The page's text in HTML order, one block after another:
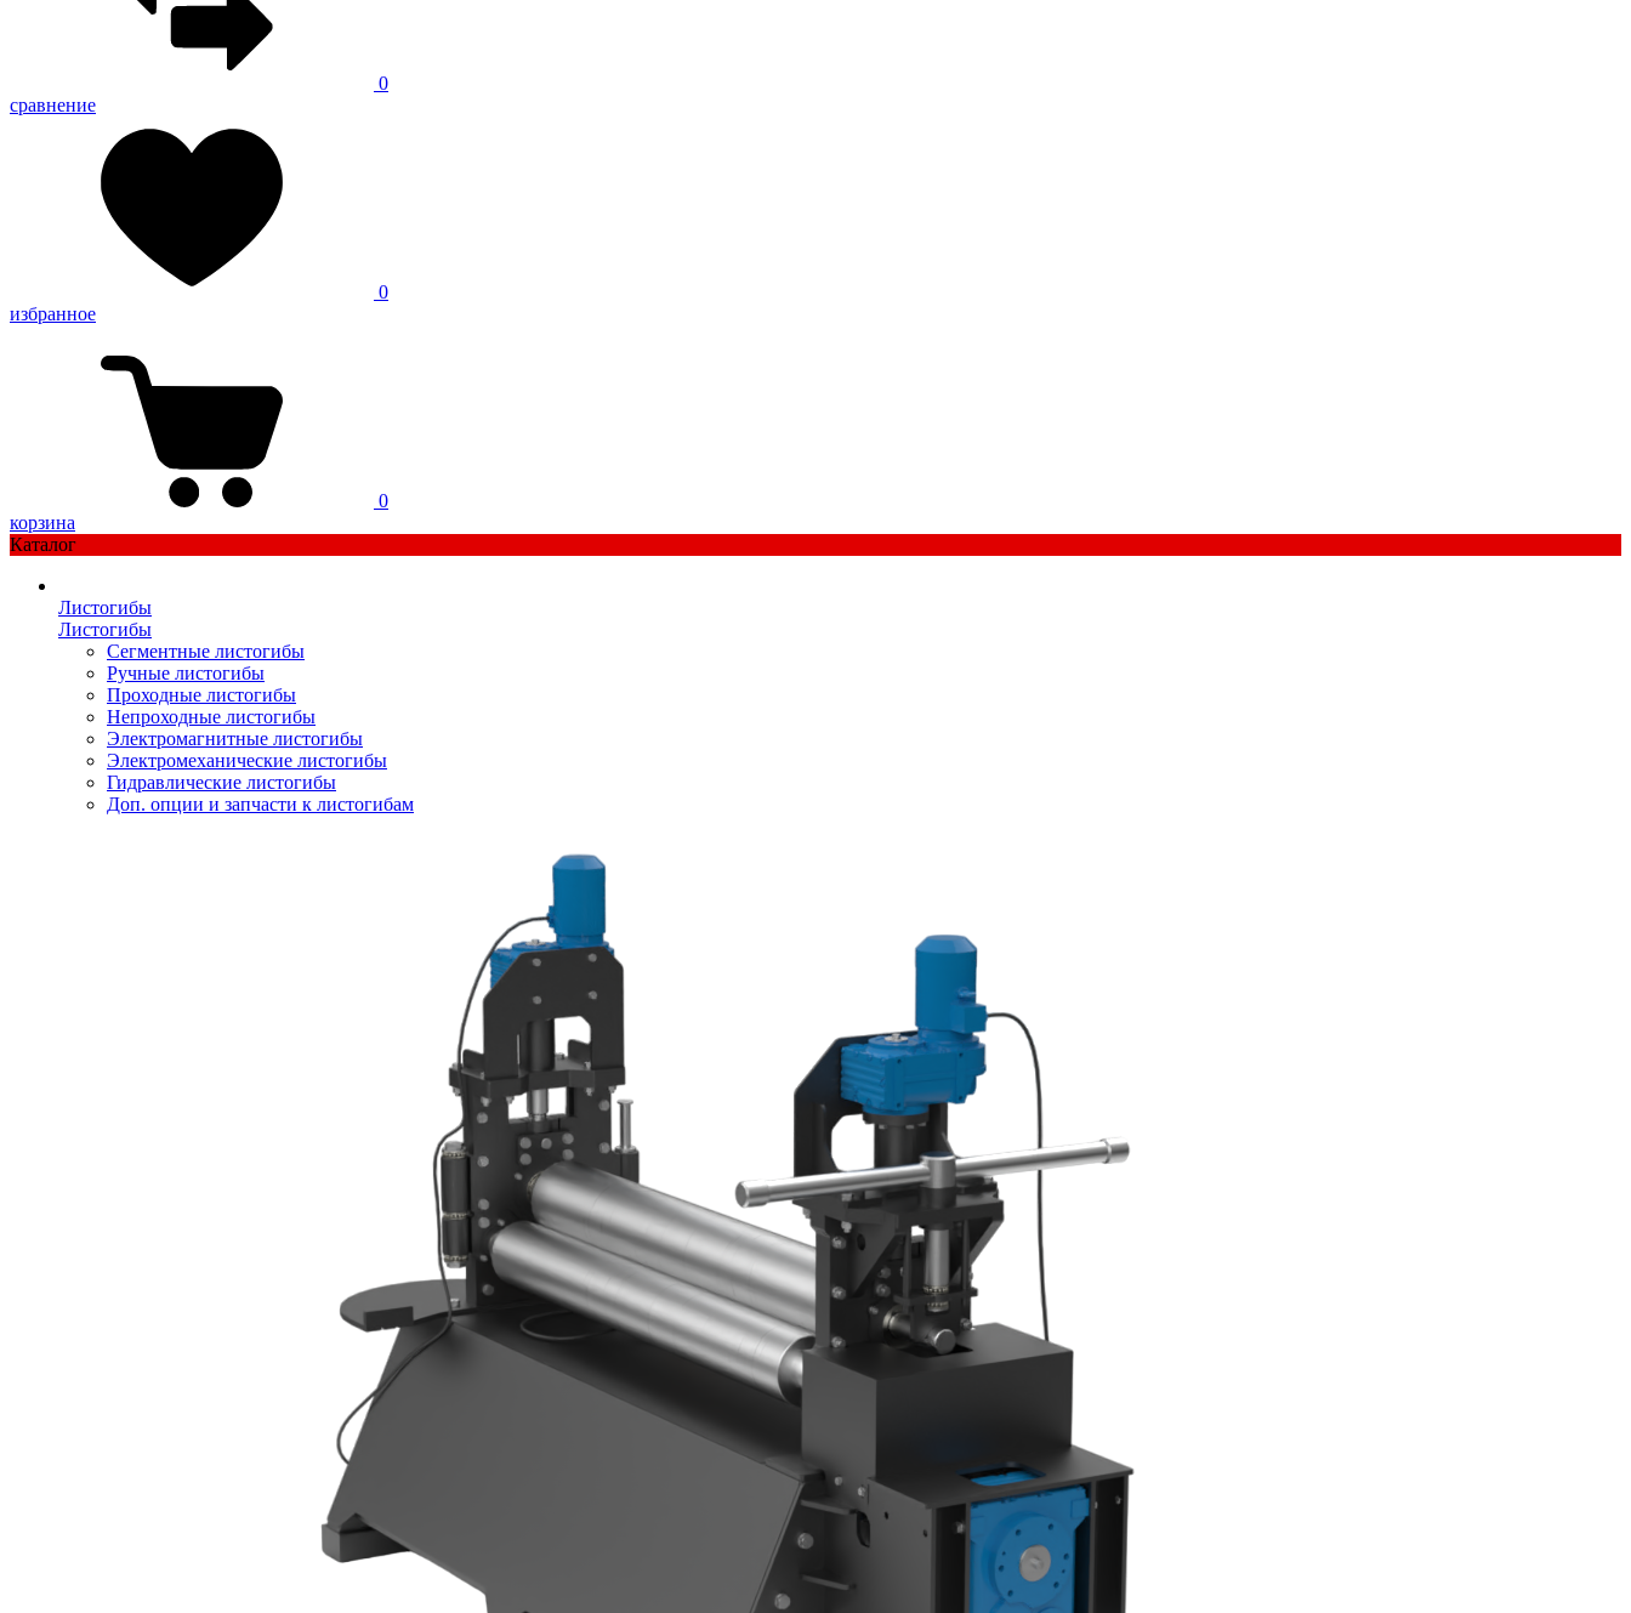
0
сравнение
0
избранное
0
корзина
Каталог
Листогибы
Листогибы
Сегментные листогибы
Ручные листогибы
Проходные листогибы
Непроходные листогибы
Электромагнитные листогибы
Электромеханические листогибы
Гидравлические листогибы
Доп. опции и запчасти к листогибам